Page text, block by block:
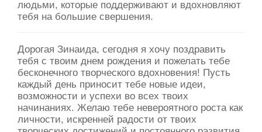
людьми, которые поддерживают и вдохновляют
тебя на большие свершения.
Дорогая Зинаида, сегодня я хочу поздравить
тебя с твоим днем рождения и пожелать тебе
бесконечного творческого вдохновения! Пусть
каждый день приносит тебе новые идеи,
возможности и успехи во всех твоих
начинаниях. Желаю тебе невероятного роста как
личности, искренней радости от твоих